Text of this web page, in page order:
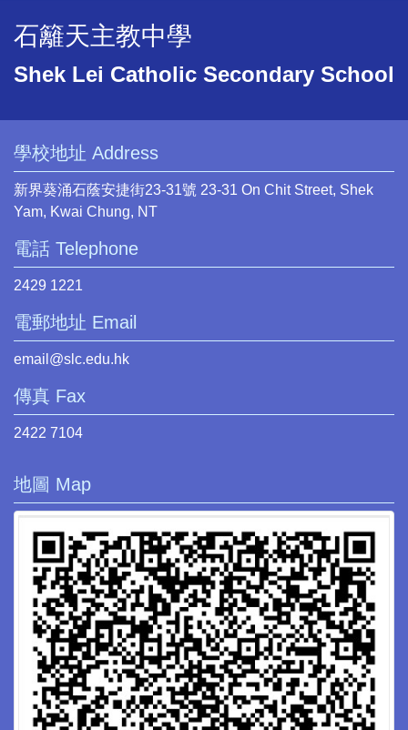
石籬天主教中學
Shek Lei Catholic Secondary School
學校地址 Address
新界葵涌石蔭安捷街23-31號 23-31 On Chit Street, Shek
Yam, Kwai Chung, NT
電話 Telephone
2429 1221
電郵地址 Email
email@slc.edu.hk
傳真 Fax
2422 7104
地圖 Map